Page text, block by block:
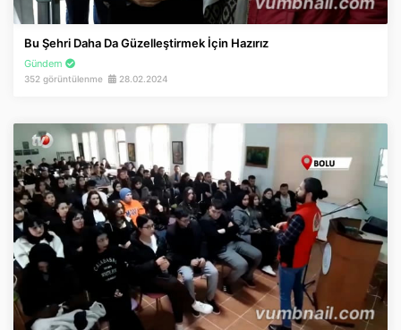
Bu Şehri Daha Da Güzelleştirmek İçin Hazırız
Gündem
352 görüntülenme 28.02.2024